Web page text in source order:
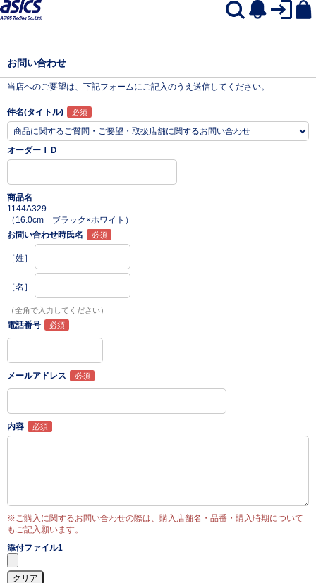
お問い合わせ
当店へのご要望は、下記フォームにご記入のうえ送信してください。
件名(タイトル)
オーダーＩＤ
商品名
1144A329
（16.0cm ブラック×ホワイト）
お問い合わせ時氏名
［姓］
［名］
（全角で入力してください）
電話番号
メールアドレス
内容
※ご購入に関するお問い合わせの際は、購入店舗名・品番・購入時期について
もご記入願います。
添付ファイル1